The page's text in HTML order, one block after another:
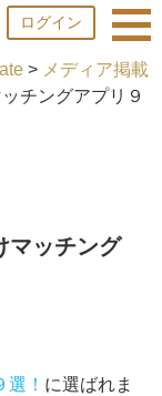
ログイン
> メディア掲載
チングアプリ９
マッチング
！ に選ばれま